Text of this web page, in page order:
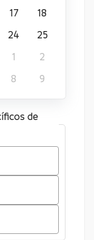
17
18
24
25
1
2
8 9
de